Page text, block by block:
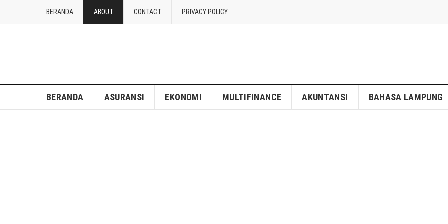
BERANDA ABOUT CONTACT PRIVACY POLICY
BERANDA ASURANSI EKONOMI MULTIFINANCE AKUNTANSI BAHASA LAMPUNG